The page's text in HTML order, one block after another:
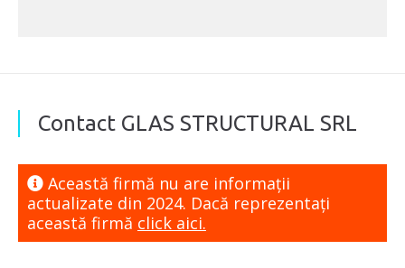
Contact GLAS STRUCTURAL SRL
Această firmă nu are informaţii
actualizate din 2024. Dacă reprezentaţi
această firmă click aici.